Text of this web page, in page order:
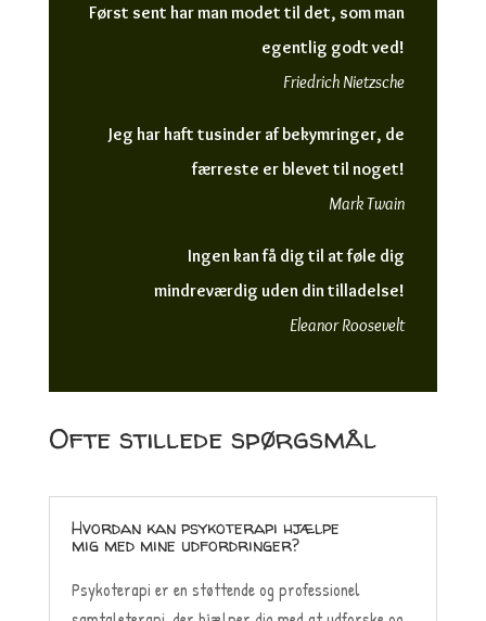
Først sent har man modet til det, som man
egentlig godt ved!
Friedrich Nietzsche
Jeg har haft tusinder af bekymringer, de
færreste er blevet til noget!
Mark Twain
Ingen kan få dig til at føle dig
mindreværdig uden din tilladelse!
Eleanor Roosevelt
Ofte stillede spørgsmål
Hvordan kan psykoterapi hjælpe
mig med mine udfordringer?
Psykoterapi er en støttende og professionel